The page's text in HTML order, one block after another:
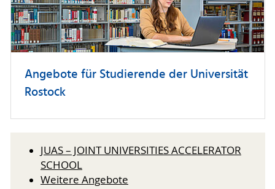
Angebote für Studierende der Universität
Rostock
JUAS – JOINT UNIVERSITIES ACCELERATOR
SCHOOL
Weitere Angebote